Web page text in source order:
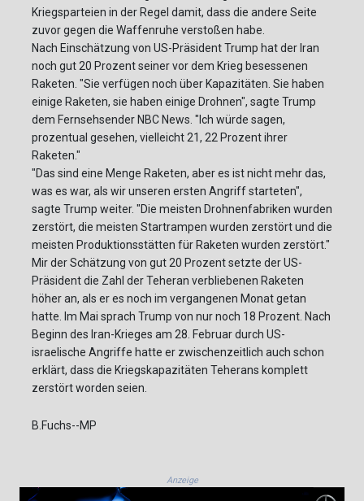
Kriegsparteien in der Regel damit, dass die andere Seite
zuvor gegen die Waffenruhe verstoßen habe.
Nach Einschätzung von US-Präsident Trump hat der Iran
noch gut 20 Prozent seiner vor dem Krieg besessenen
Raketen. "Sie verfügen noch über Kapazitäten. Sie haben
einige Raketen, sie haben einige Drohnen", sagte Trump
dem Fernsehsender NBC News. "Ich würde sagen,
prozentual gesehen, vielleicht 21, 22 Prozent ihrer
Raketen."
"Das sind eine Menge Raketen, aber es ist nicht mehr das,
was es war, als wir unseren ersten Angriff starteten",
sagte Trump weiter. "Die meisten Drohnenfabriken wurden
zerstört, die meisten Startrampen wurden zerstört und die
meisten Produktionsstätten für Raketen wurden zerstört."
Mir der Schätzung von gut 20 Prozent setzte der US-
Präsident die Zahl der Teheran verbliebenen Raketen
höher an, als er es noch im vergangenen Monat getan
hatte. Im Mai sprach Trump von nur noch 18 Prozent. Nach
Beginn des Iran-Krieges am 28. Februar durch US-
israelische Angriffe hatte er zwischenzeitlich auch schon
erklärt, dass die Kriegskapazitäten Teherans komplett
zerstört worden seien.
B.Fuchs--MP
Anzeige